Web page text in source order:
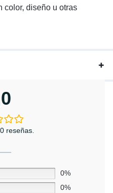
color, diseño u otras
reseñas.
0%
0%